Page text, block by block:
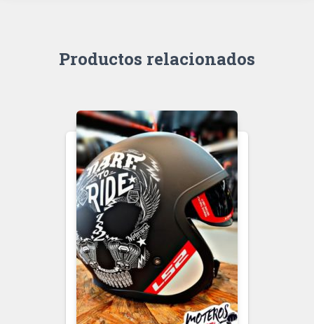
Productos relacionados